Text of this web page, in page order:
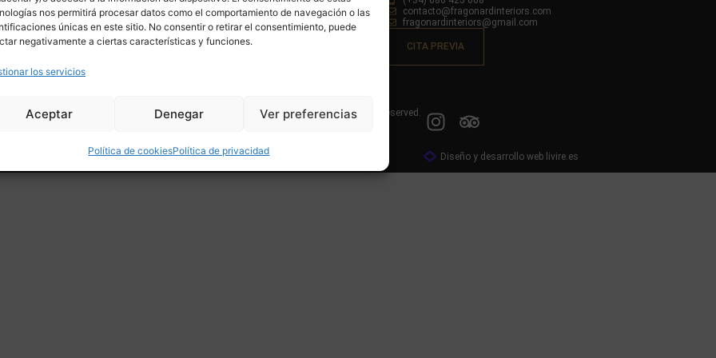
nos permitirá procesar datos como el comportamiento de navegación o las
únicas en este sitio. No consentir o retirar el consentimiento, puede
negativamente a ciertas características y funciones.
los servicios
Aceptar Denegar Ver preferencias
Política de cookiesPolítica de privacidad
CONTACTO
NOVEDADES
SALES
ARTE
COLECCIONES
contacto@fragonardinteriors.com
fragonardinteriors@gmail.com
CITA PREVIA
Condiciones de venta online
© Copyright 2024. All rights reserved.
Diseño y desarrollo web livire.es